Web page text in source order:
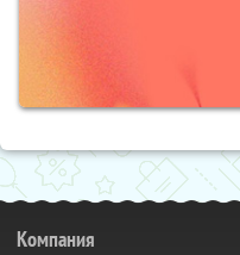
Компания